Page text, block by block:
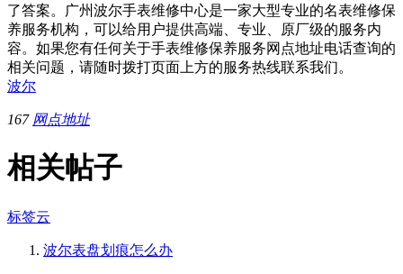
了答案。广州波尔手表维修中心是一家大型专业的名表维修保
养服务机构，可以给用户提供高端、专业、原厂级的服务内
容。如果您有任何关于手表维修保养服务网点地址电话查询的
相关问题，请随时拨打页面上方的服务热线联系我们。
波尔
167 网点地址
相关帖子
标签云
波尔表盘划痕怎么办